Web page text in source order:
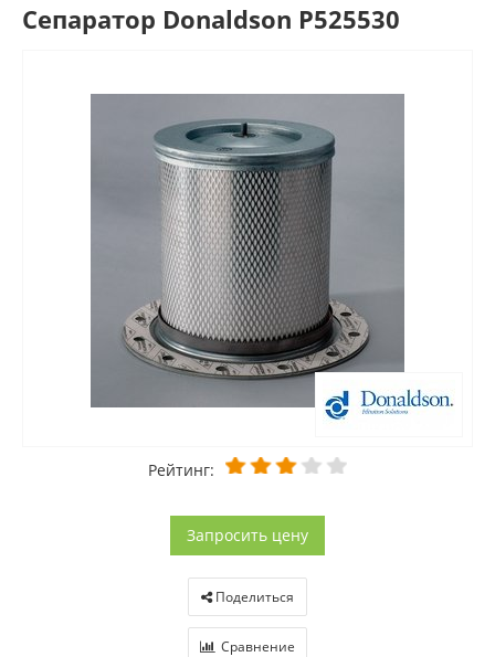
Сепаратор Donaldson P525530
Рейтинг:
Запросить цену
Поделиться
Сравнение